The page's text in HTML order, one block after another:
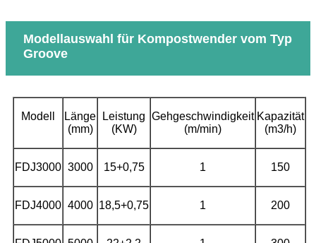
Modellauswahl für Kompostwender vom Typ
Groove
Modell
Länge
(mm)
Leistung
(KW)
Gehgeschwindigkeit
(m/min)
Kapazität
(m3/h)
FDJ3000 3000 15+0,75 1 150
FDJ4000 4000 18,5+0,75 1 200